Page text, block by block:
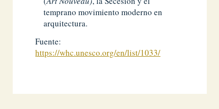
temprano movimiento moderno en
arquitectura.
Fuente:
https://whc.unesco.org/en/list/1033/